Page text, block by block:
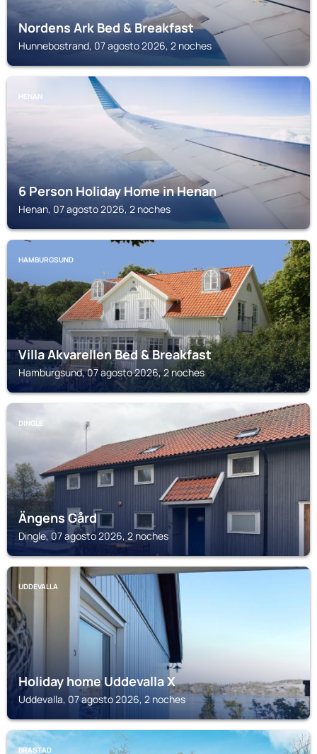
Nordens Ark Bed & Breakfast
Hunnebostrand, 07 agosto 2026, 2 noches
HENAN
6 Person Holiday Home in Henan
Henan, 07 agosto 2026, 2 noches
HAMBURGSUND
Villa Akvarellen Bed & Breakfast
Hamburgsund, 07 agosto 2026, 2 noches
DINGLE
Ängens Gård
Dingle, 07 agosto 2026, 2 noches
UDDEVALLA
Holiday home Uddevalla X
Uddevalla, 07 agosto 2026, 2 noches
BRASTAD